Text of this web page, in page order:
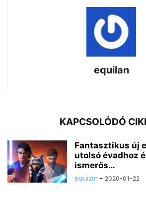
equilan
KAPCSOLÓDÓ
Fantasztikus új
utolsó évadhoz
ismerős…
equilan - 2020-01-22